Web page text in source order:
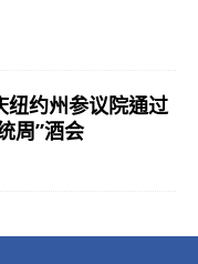
纽约州参议院通过
周”酒会